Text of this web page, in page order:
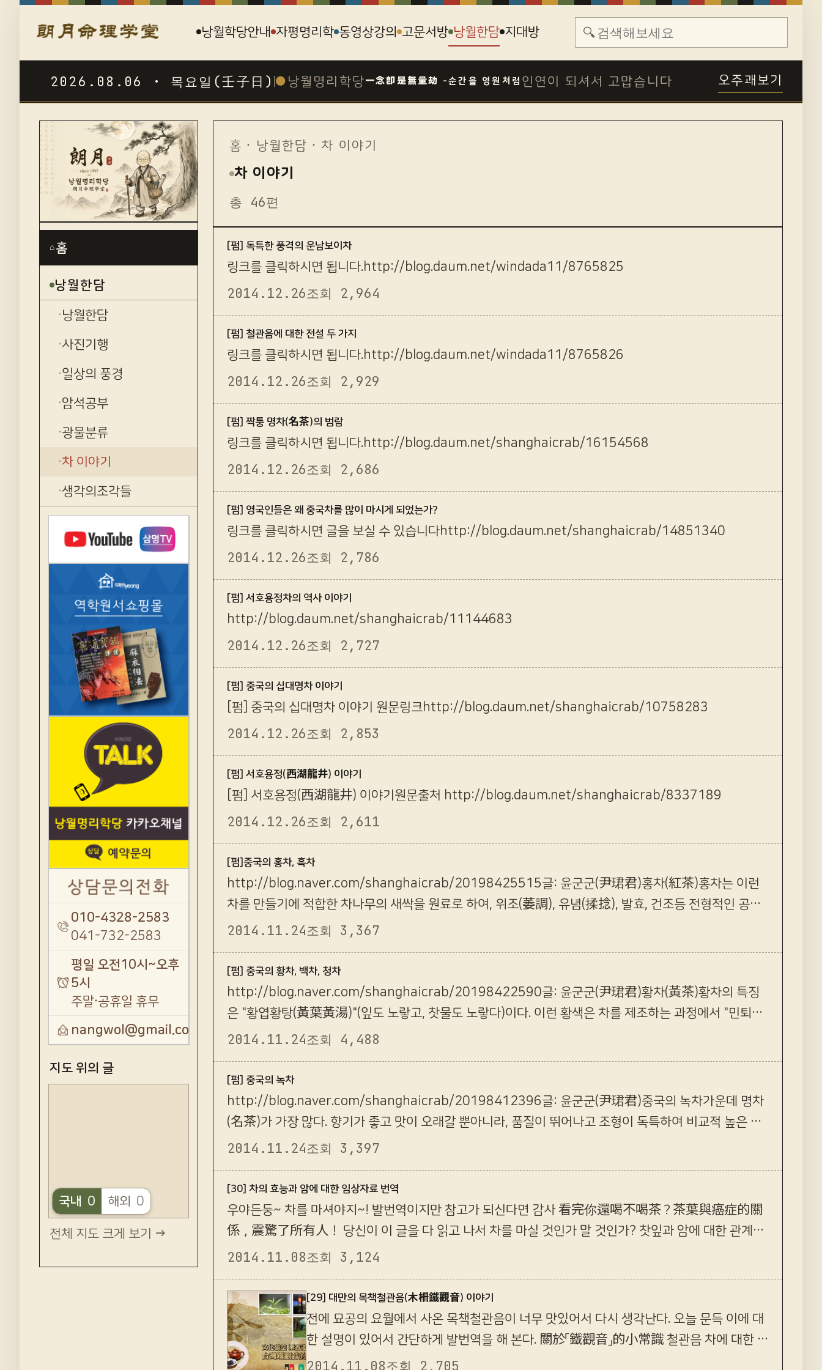
낭월학당안내 자평명리학 동영상강의 고문서방 낭월한담 지대방 🔍
2026.08.06 · 목요일(壬子日) ● 낭월명리학당一念卽是無量劫 -순간을 영원처럼 인연이 되셔서 고맙습니다 오주괘보기
⌂홈
낭월한담
낭월한담
사진기행
일상의 풍경
암석공부
광물분류
차 이야기
생각의조각들
010-4328-2583
041-732-2583
평일 오전10시~오후
5시
주말·공휴일 휴무
nangwol@gmail.com
지도 위의 글
국내 0 해외 0
전체 지도 크게 보기 →
홈 · 낭월한담 · 차 이야기
차 이야기
총 46편
[펌] 독특한 풍격의 운남보이차
링크를 클릭하시면 됩니다.http://blog.daum.net/windada11/8765825
2014.12.26조회 2,964
[펌] 철관음에 대한 전설 두 가지
링크를 클릭하시면 됩니다.http://blog.daum.net/windada11/8765826
2014.12.26조회 2,929
[펌] 짝퉁 명차(名茶)의 범람
링크를 클릭하시면 됩니다.http://blog.daum.net/shanghaicrab/16154568
2014.12.26조회 2,686
[펌] 영국인들은 왜 중국차를 많이 마시게 되었는가?
링크를 클릭하시면 글을 보실 수 있습니다http://blog.daum.net/shanghaicrab/14851340
2014.12.26조회 2,786
[펌] 서호용정차의 역사 이야기
http://blog.daum.net/shanghaicrab/11144683
2014.12.26조회 2,727
[펌] 중국의 십대명차 이야기
[펌] 중국의 십대명차 이야기 원문링크http://blog.daum.net/shanghaicrab/10758283
2014.12.26조회 2,853
[펌] 서호용정(西湖龍井) 이야기
[펌] 서호용정(西湖龍井) 이야기원문출처 http://blog.daum.net/shanghaicrab/8337189
2014.12.26조회 2,611
[펌]중국의 홍차, 흑차
http://blog.naver.com/shanghaicrab/20198425515글: 윤군군(尹珺君)홍차(紅茶)홍차는 이런
차를 만들기에 적합한 차나무의 새싹을 원료로 하여, 위조(萎調), 유념(揉捻), 발효, 건조등 전형적인 공법
과정을 거쳐서 정제해서 만드는 것이다. 차잎의 색깔과 …
2014.11.24조회 3,367
[펌] 중국의 황차, 백차, 청차
http://blog.naver.com/shanghaicrab/20198422590글: 윤군군(尹珺君)황차(黃茶)황차의 특징
은 "황엽황탕(黃葉黃湯)"(잎도 노랗고, 찻물도 노랗다)이다. 이런 황색은 차를 제조하는 과정에서 "민퇴악
황(悶堆渥黃, 녹차의 제조법과 비슷하나 중간에 3일간 발효…
2014.11.24조회 4,488
[펌] 중국의 녹차
http://blog.naver.com/shanghaicrab/20198412396글: 윤군군(尹珺君)중국의 녹차가운데 명차
(名茶)가 가장 많다. 향기가 좋고 맛이 오래갈 뿐아니라, 품질이 뛰어나고 조형이 독특하여 비교적 높은 예
술적 감상가치까지 지니고 있다. 녹차는 건조(乾燥) 및 살…
2014.11.24조회 3,397
[30] 차의 효능과 암에 대한 임상자료 번역
우야든둥~ 차를 마셔야지~! 발번역이지만 참고가 되신다면 감사 看完你還喝不喝茶？茶葉與癌症的關
係，震驚了所有人！ 당신이 이 글을 다 읽고 나서 차를 마실 것인가 말 것인가? 찻잎과 암에 대한 관계는
사람들을 놀라게 하는구나! 喝茶與癌症有何關係？你不知道的茶葉與癌症的故事，看完震驚了：百
2014.11.08조회 3,124
[29] 대만의 목책철관음(木柵鐵觀音) 이야기
전에 묘공의 요월에서 사온 목책철관음이 너무 맛있어서 다시 생각난다. 오늘 문득 이에 대
한 설명이 있어서 간단하게 발번역을 해 본다. 關於「鐵觀音」的小常識 철관음 차에 대한 작
은상식 你可能不知道，台灣的鐵觀音只有木柵才有... 당신은 알랑가 몰러, 대만의 철관
2014.11.08조회 2,705